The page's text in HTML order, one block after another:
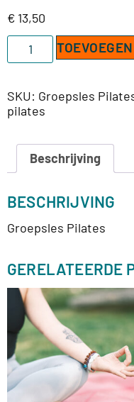
€ 13,50
SKU: Groepsles
pilates
Beschrijving
BESCHRIJVING
Groepsles Pilates
GERELATEERDE